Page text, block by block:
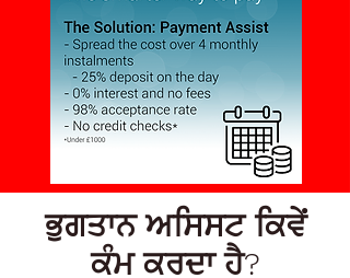
ਭੁਗਤਾਨ ਅਸਿਸਟ ਕਿਵੇਂ
ਕੰਮ ਕਰਦਾ ਹੈ?